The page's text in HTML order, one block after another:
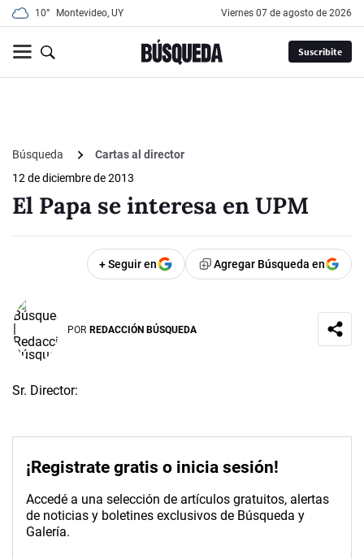
10° Montevideo, UY viernes 07 de agosto de 2026
Suscribite
Búsqueda
Cartas al director
12 de diciembre de 2013
El Papa se interesa en UPM
+ Seguir en Agregar Búsqueda en
POR REDACCIÓN BÚSQUEDA
Sr. Director:
¡Registrate gratis o inicia sesión!
Accedé a una selección de artículos gratuitos, alertas
de noticias y boletines exclusivos de Búsqueda y
Galería.